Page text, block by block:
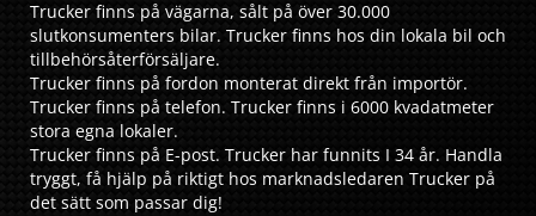
Trucker finns på vägarna, sålt på över 30.000
slutkonsumenters bilar. Trucker finns hos din lokala bil och
tillbehörsåterförsäljare.
Trucker finns på fordon monterat direkt från importör.
Trucker finns på telefon. Trucker finns i 6000 kvadatmeter
stora egna lokaler.
Trucker finns på E-post. Trucker har funnits I 34 år. Handla
tryggt, få hjälp på riktigt hos marknadsledaren Trucker på
det sätt som passar dig!